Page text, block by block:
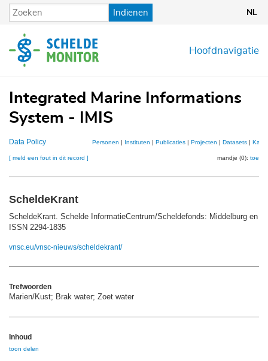
Overslaan
en
de
inhoud
Indienen NL
Hoofdnavigatie
Integrated Marine Informations
System - IMIS
Data Policy Personen | Instituten | Publicaties | Projecten | Datasets |
[ meld een fout in dit record ] mandje (0):
ScheldeKrant
ScheldeKrant. Schelde InformatieCentrum/Scheldefonds: Middelburg en
ISSN 2294-1835
vnsc.eu/vnsc-nieuws/scheldekrant/
Trefwoorden
Marien/Kust; Brak water; Zoet water
Inhoud
toon delen